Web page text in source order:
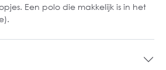
Een polo die makkelijk is in het